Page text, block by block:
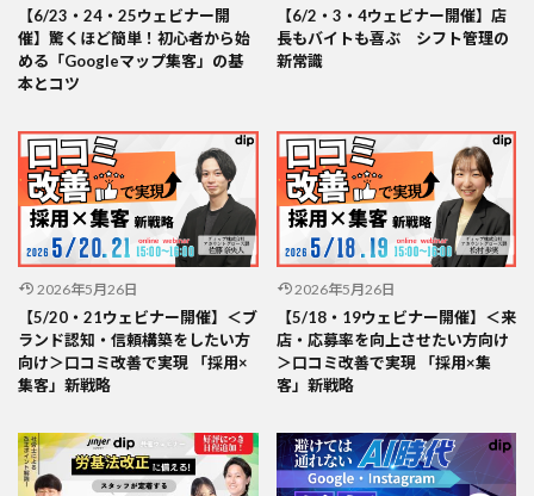
【6/23・24・25ウェビナー開
催】驚くほど簡単！初心者から始
める「Googleマップ集客」の基
本とコツ
【6/2・3・4ウェビナー開催】店
長もバイトも喜ぶ シフト管理の
新常識
2026年5月26日
【5/20・21ウェビナー開催】＜ブ
ランド認知・信頼構築をしたい方
向け＞口コミ改善で実現 「採用×
集客」新戦略
2026年5月26日
【5/18・19ウェビナー開催】＜来
店・応募率を向上させたい方向け
＞口コミ改善で実現 「採用×集
客」新戦略